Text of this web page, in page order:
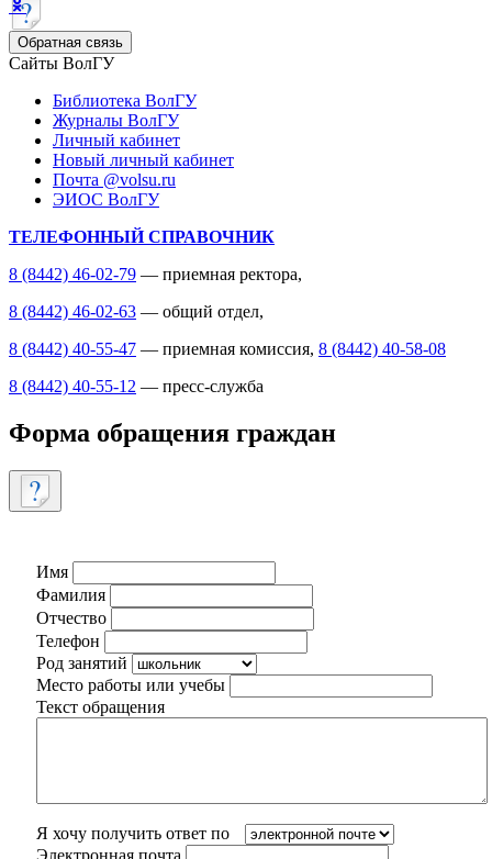
Обратная связь
Сайты ВолГУ
Библиотека ВолГУ
Журналы ВолГУ
Личный кабинет
Новый личный кабинет
Почта @volsu.ru
ЭИОС ВолГУ
ТЕЛЕФОННЫЙ СПРАВОЧНИК
8 (8442) 46-02-79 — приемная ректора,
8 (8442) 46-02-63 — общий отдел,
8 (8442) 40-55-47 — приемная комиссия, 8 (8442) 40-58-08
8 (8442) 40-55-12 — пресс-служба
Форма обращения граждан
Имя
Фамилия
Отчество
Телефон
Род занятий
Место работы или учебы
Текст обращения
Я хочу получить ответ по